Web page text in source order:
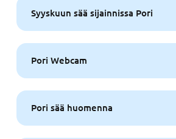
Syyskuun sää sijainnissa Pori
Pori Webcam
Pori sää huomenna